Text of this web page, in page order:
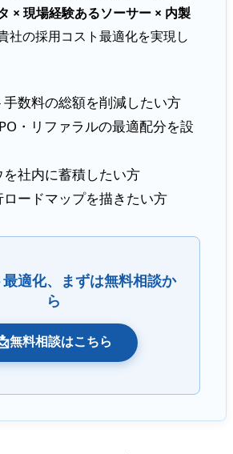
× 現場経験あるソーサー × 内製
社の採用コスト最適化を実現し
数料の総額を削減したい方
・リファラルの最適配分を設
社内に蓄積したい方
ードマップを描きたい方
適化、まずは無料相談か
ら
無料相談はこちら